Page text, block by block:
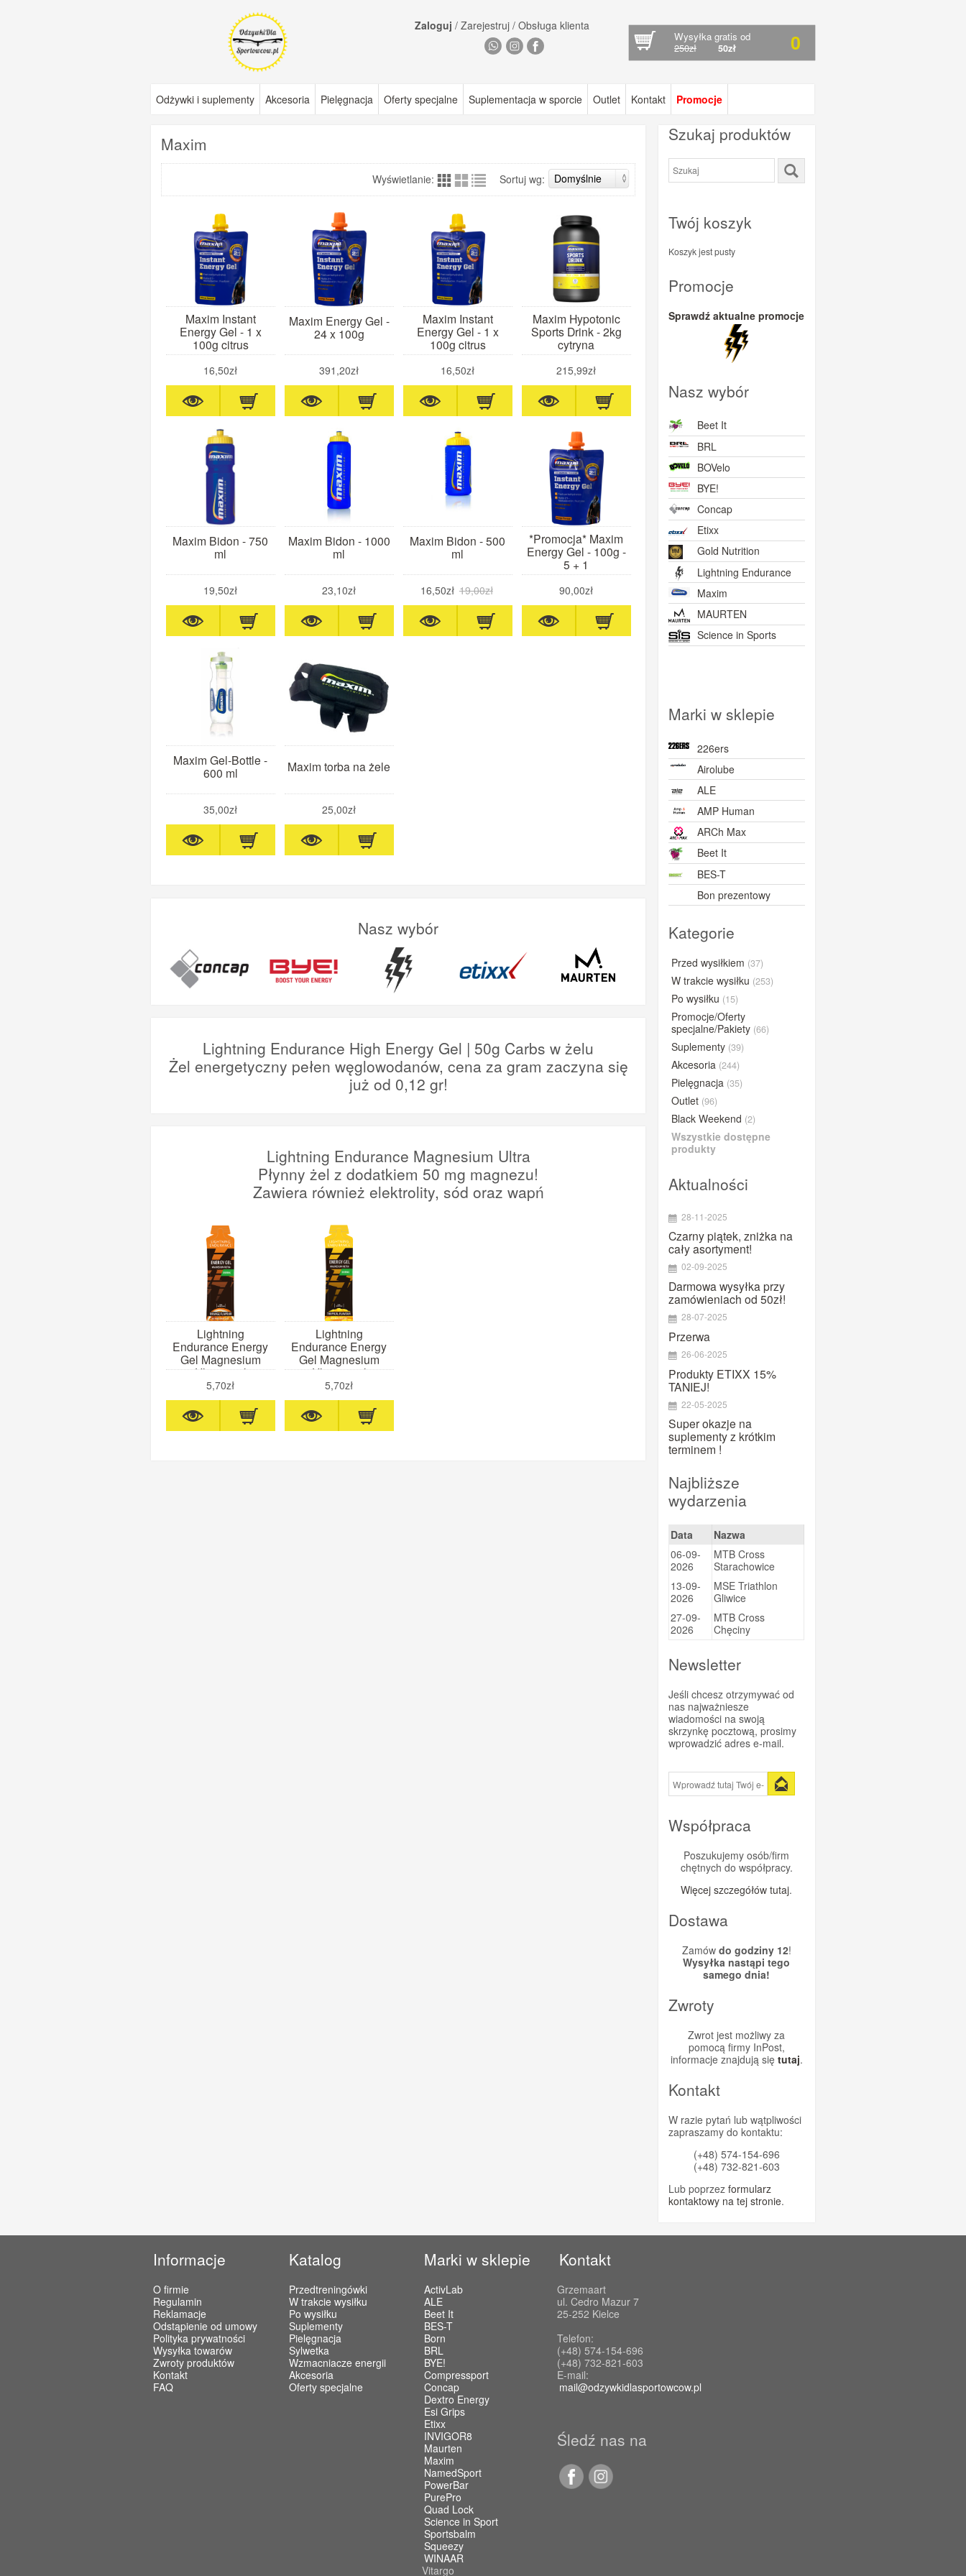
Zaloguj /Zarejestruj /Obsługa klienta
Wysyłka gratis od
250zł 50zł 0
Odżywki i suplementy Akcesoria Pielęgnacja Oferty specjalne Suplementacja w sporcie Outlet Kontakt Promocje
Maxim
Sortuj wg:
Wyświetlanie:
Maxim Instant
Energy Gel - 1 x
100g citrus
16,50zł
Maxim Energy Gel -
24 x 100g
391,20zł
Maxim Instant
Energy Gel - 1 x
100g citrus
16,50zł
Maxim Hypotonic
Sports Drink - 2kg
cytryna
215,99zł
Maxim Bidon - 750
ml
19,50zł
Maxim Bidon - 1000
ml
23,10zł
Maxim Bidon - 500
ml
16,50zł 19,00zł
*Promocja* Maxim
Energy Gel - 100g -
5 + 1
90,00zł
Maxim Gel-Bottle -
600 ml
35,00zł
Maxim torba na żele
25,00zł
Nasz wybór
Lightning Endurance High Energy Gel | 50g Carbs w żelu
Żel energetyczny pełen węglowodanów, cena za gram zaczyna się
już od 0,12 gr!
Lightning Endurance Magnesium Ultra
Płynny żel z dodatkiem 50 mg magnezu!
Zawiera również elektrolity, sód oraz wapń
Lightning
Endurance Energy
Gel Magnesium
Ultra 60ml
(pomarańcza)
5,70zł
Lightning
Endurance Energy
Gel Magnesium
Ultra 60 ml
(tropikalny)
5,70zł
Szukaj produktów
Twój koszyk
Koszyk jest pusty
Promocje
Sprawdź aktualne promocje
Nasz wybór
Beet It
BRL
BOVelo
BYE!
Concap
Etixx
Gold Nutrition
Lightning Endurance
Maxim
MAURTEN
Science in Sports
Marki w sklepie
226ers
Airolube
ALE
AMP Human
ARCh Max
Beet It
BES-T
Bon prezentowy
BOVelo
BRL
BUFF®
BYE
Close the gap
Compressport
Concap
CyclOn
Dextro Energy
ESI Grips
Etixx
Gold Nutrition
Lazer
Lightning Endurance
MarshGuard
MAURTEN
Maxim
Megmeister
Mountaindrop
NamedSport
OTE
Pearl Izumi
PowerBar
Prox
Puromedica
QM SPORTS CARE
Ravemen
Shimano
Sportsbalm
Taste of Nature
Trezado
Trivio
Vitargo
WINAAR
Xendurance
Kategorie
Przed wysiłkiem (37)
W trakcie wysiłku (253)
Po wysiłku (15)
Promocje/Oferty
specjalne/Pakiety (66)
Suplementy (39)
Akcesoria (244)
Pielęgnacja (35)
Outlet (96)
Black Weekend (2)
Wszystkie dostępne
produkty
Aktualności
28-11-2025
Czarny piątek, zniżka na
cały asortyment!
02-09-2025
Darmowa wysyłka przy
zamówieniach od 50zł!
28-07-2025
Przerwa
26-06-2025
Produkty ETIXX 15%
TANIEJ!
22-05-2025
Super okazje na
suplementy z krótkim
terminem !
Najbliższe
wydarzenia
Data
Nazwa
06-09-
2026
MTB Cross
Starachowice
13-09-
2026
MSE Triathlon
Gliwice
27-09-
2026
MTB Cross
Chęciny
Newsletter
Jeśli chcesz otrzymywać od
nas najważniesze
wiadomości na swoją
skrzynkę pocztową, prosimy
wprowadzić adres e-mail.
Współpraca
Poszukujemy osób/firm
chętnych do współpracy.
Więcej szczegółów tutaj.
Dostawa
Zamów do godziny 12!
Wysyłka nastąpi tego
samego dnia!
Zwroty
Zwrot jest możliwy za
pomocą firmy InPost,
informacje znajdują się tutaj.
Kontakt
W razie pytań lub wątpliwości
zapraszamy do kontaktu:
(+48) 574-154-696
(+48) 732-821-603
Lub poprzez formularz
kontaktowy na tej stronie.
Informacje
O firmie
Regulamin
Reklamacje
Odstąpienie od umowy
Polityka prywatności
Wysyłka towarów
Zwroty produktów
Kontakt
FAQ
Katalog
Przedtreningówki
W trakcie wysiłku
Po wysiłku
Suplementy
Pielęgnacja
Sylwetka
Wzmacniacze energii
Akcesoria
Oferty specjalne
Marki w sklepie
ActivLab
ALE
Beet It
BES-T
Born
BRL
BYE!
Compressport
Concap
Dextro Energy
Esi Grips
Etixx
INVIGOR8
Maurten
Maxim
NamedSport
PowerBar
PurePro
Quad Lock
Science in Sport
Sportsbalm
Squeezy
WINAAR
Vitargo
Kontakt
Grzemaart
ul. Cedro Mazur 7
25-252 Kielce
Telefon:
(+48) 574-154-696
(+48) 732-821-603
E-mail:
mail@odzywkidlasportowcow.pl
Śledź nas na